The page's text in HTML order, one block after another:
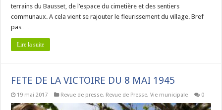
terrains du Bausset, de l’espace du cimetière et des sentiers
communaux. A cela vient se rajouter le fleurissement du village. Bref
pas …
Lire la suite
FETE DE LA VICTOIRE DU 8 MAI 1945
19 mai 2017 Revue de presse, Revue de Presse,Vie municipale 0